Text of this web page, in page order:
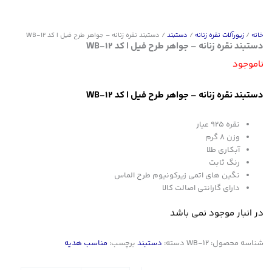
خانه / زیورآلات نقره زنانه / دستبند / دستبند نقره زنانه – جواهر طرح فیل | کد WB-12
دستبند نقره زنانه – جواهر طرح فیل | کد WB-12
ناموجود
دستبند نقره زنانه – جواهر طرح فیل | کد WB-12
نقره ۹۲۵ عیار
وزن ۸ گرم
آبکاری طلا
رنگ ثابت
نگین های اتمی زیرکونیوم طرح الماس
دارای گارانتی اصالت کالا
در انبار موجود نمی باشد
شناسه محصول: WB-12 دسته: دستبند برچسب: مناسب هدیه